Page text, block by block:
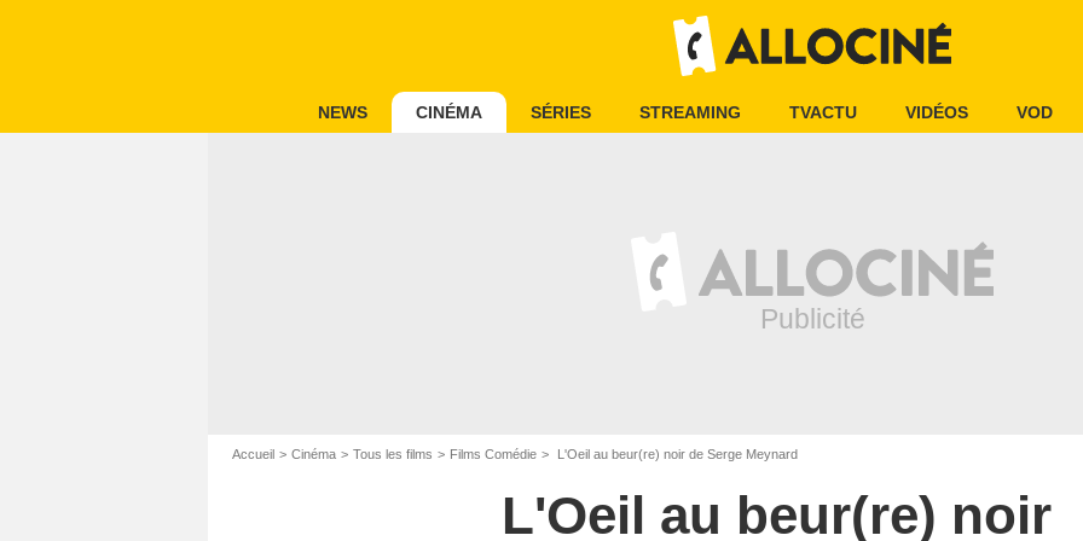
NEWS CINÉMA SÉRIES STREAMING TVACTU VIDÉOS VOD
Accueil Cinéma Tous les films Films Comédie L'Oeil au beur(re) noir de Serge Meynard
L'Oeil au beur(re) noir